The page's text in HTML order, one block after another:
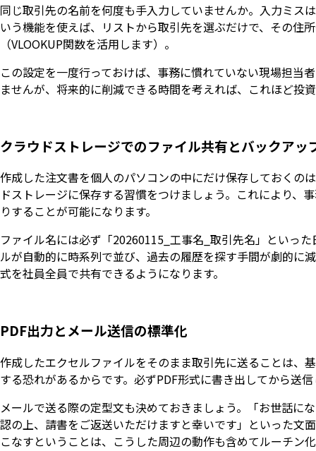
同じ取引先の名前を何度も手入力していませんか。入力ミス
いう機能を使えば、リストから取引先を選ぶだけで、その住
（VLOOKUP関数を活用します）。
この設定を一度行っておけば、事務に慣れていない現場担当
ませんが、将来的に削減できる時間を考えれば、これほど投
クラウドストレージでのファイル共有とバックアッ
作成した注文書を個人のパソコンの中にだけ保存しておくの
ドストレージに保存する習慣をつけましょう。これにより、
りすることが可能になります。
ファイル名には必ず「20260115_工事名_取引先名」といっ
ルが自動的に時系列で並び、過去の履歴を探す手間が劇的に
式を社員全員で共有できるようになります。
PDF出力とメール送信の標準化
作成したエクセルファイルをそのまま取引先に送ることは、
する恐れがあるからです。必ずPDF形式に書き出してから送
メールで送る際の定型文も決めておきましょう。「お世話
認の上、請書をご返送いただけますと幸いです」といった文
こなすということは、こうした周辺の動作も含めてルーチン